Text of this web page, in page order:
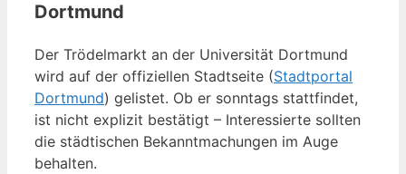
Dortmund
Der Trödelmarkt an der Universität Dortmund
wird auf der offiziellen Stadtseite (Stadtportal
Dortmund) gelistet. Ob er sonntags stattfindet,
ist nicht explizit bestätigt – Interessierte sollten
die städtischen Bekanntmachungen im Auge
behalten.